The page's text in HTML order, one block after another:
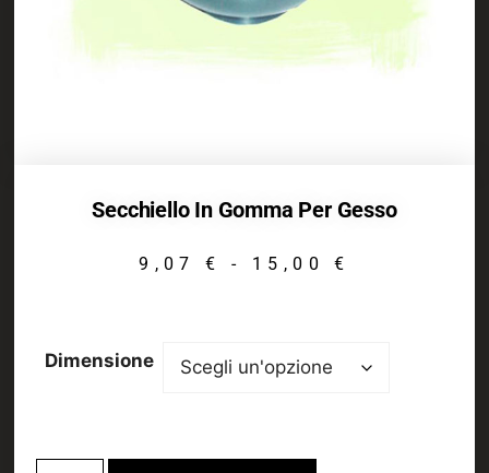
Secchiello In Gomma Per Gesso
9,07€ - 15,00€
Dimensione